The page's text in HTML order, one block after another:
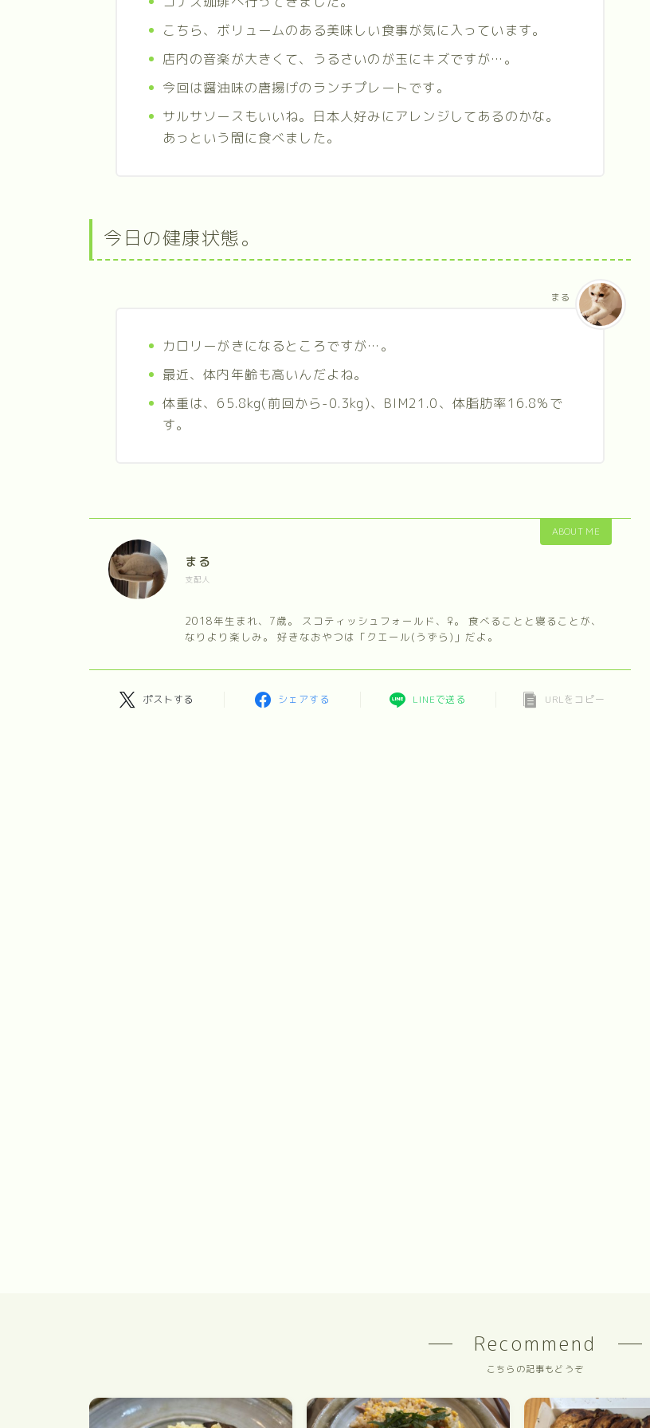
こちら、ボリュームのある美味しい食事が気に入っています。
店内の音楽が大きくて、うるさいのが玉にキズですが…。
今回は醤油味の唐揚げのランチプレートです。
サルサソースもいいね。日本人好みにアレンジしてあるのかな。
あっという間に食べました。
今日の健康状態。
カロリーがきになるところですが…。
最近、体内年齢も高いんだよね。
体重は、65.8kg(前回から-0.3kg)、BIM21.0、体脂肪率16.8%で
す。
まる
ABOUT ME
まる
支配人
2018年生まれ、7歳。 スコティッシュフォールド、♀。 食べることと寝ることが、
なりより楽しみ。 好きなおやつは「クエール(うずら)」だよ。
ポストする シェアする LINEで送る URLをコピー
Recommend
こちらの記事もどうぞ